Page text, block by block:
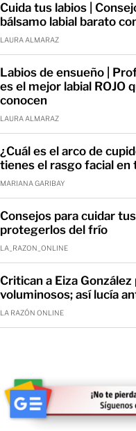
Cuida tus labios |
bálsamo labial barato
LAURA ALMARAZ
Labios de ensueño |
es el mejor labial ROJO
conocen
LAURA ALMARAZ
¿Cuál es el arco de
tienes el rasgo facial en
MARIANA GARIBAY
Consejos para cuidar
protegerlos del frío
LA_RAZON_ONLINE
Critican a Eiza
voluminosos; así lucía
LA RAZÓN ONLINE